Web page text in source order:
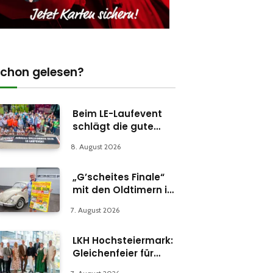
gelesen?
Beim LE-Laufevent
schlägt die gute
8. August 2026
„G’scheites Finale“
mit den Oldtimern in
7. August 2026
LKH Hochsteiermark:
Gleichenfeier für